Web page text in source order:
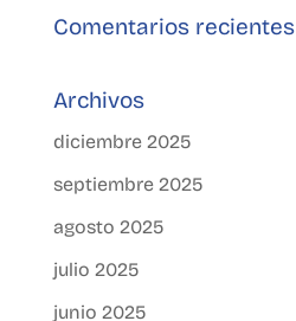
Comentarios recientes
Archivos
diciembre 2025
septiembre 2025
agosto 2025
julio 2025
junio 2025